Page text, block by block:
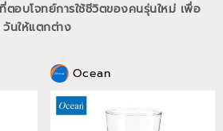
อบโจทย์การใช้ชีวิตของคนรุ่นใหม่ เพื่อ
นให้แตกต่าง
Ocean